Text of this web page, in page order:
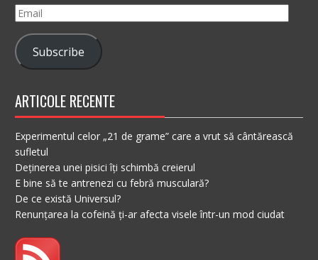
Email
Subscribe
ARTICOLE RECENTE
Experimentul celor „21 de grame” care a vrut să cântărească
sufletul
Deținerea unei pisici îți schimbă creierul
E bine să te antrenezi cu febră musculară?
De ce există Universul?
Renunțarea la cofeină ți-ar afecta visele într-un mod ciudat